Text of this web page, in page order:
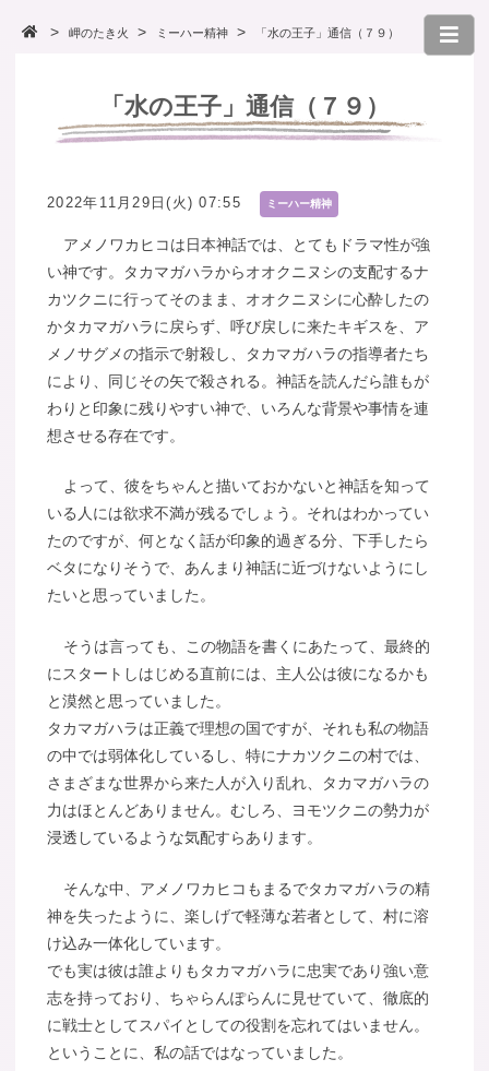
岬のたき火 ミーハー精神 「水の王子」通信（７９）
「水の王子」通信（７９）
2022年11月29日(火) 07:55 ミーハー精神
アメノワカヒコは日本神話では、とてもドラマ性が強
い神です。タカマガハラからオオクニヌシの支配するナ
カツクニに行ってそのまま、オオクニヌシに心酔したの
かタカマガハラに戻らず、呼び戻しに来たキギスを、ア
メノサグメの指示で射殺し、タカマガハラの指導者たち
により、同じその矢で殺される。神話を読んだら誰もが
わりと印象に残りやすい神で、いろんな背景や事情を連
想させる存在です。
よって、彼をちゃんと描いておかないと神話を知って
いる人には欲求不満が残るでしょう。それはわかってい
たのですが、何となく話が印象的過ぎる分、下手したら
ベタになりそうで、あんまり神話に近づけないようにし
たいと思っていました。
そうは言っても、この物語を書くにあたって、最終的
にスタートしはじめる直前には、主人公は彼になるかも
と漠然と思っていました。
タカマガハラは正義で理想の国ですが、それも私の物語
の中では弱体化しているし、特にナカツクニの村では、
さまざまな世界から来た人が入り乱れ、タカマガハラの
力はほとんどありません。むしろ、ヨモツクニの勢力が
浸透しているような気配すらあります。
そんな中、アメノワカヒコもまるでタカマガハラの精
神を失ったように、楽しげで軽薄な若者として、村に溶
け込み一体化しています。
でも実は彼は誰よりもタカマガハラに忠実であり強い意
志を持っており、ちゃらんぽらんに見せていて、徹底的
に戦士としてスパイとしての役割を忘れてはいません。
ということに、私の話ではなっていました。